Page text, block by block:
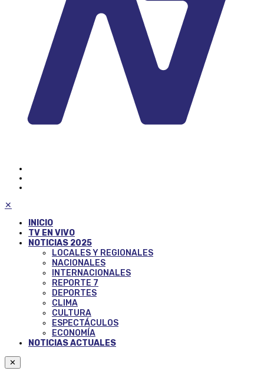
✕
INICIO
TV EN VIVO
NOTICIAS 2025
LOCALES Y REGIONALES
NACIONALES
INTERNACIONALES
REPORTE 7
DEPORTES
CLIMA
CULTURA
ESPECTÁCULOS
ECONOMÍA
NOTICIAS ACTUALES
✕